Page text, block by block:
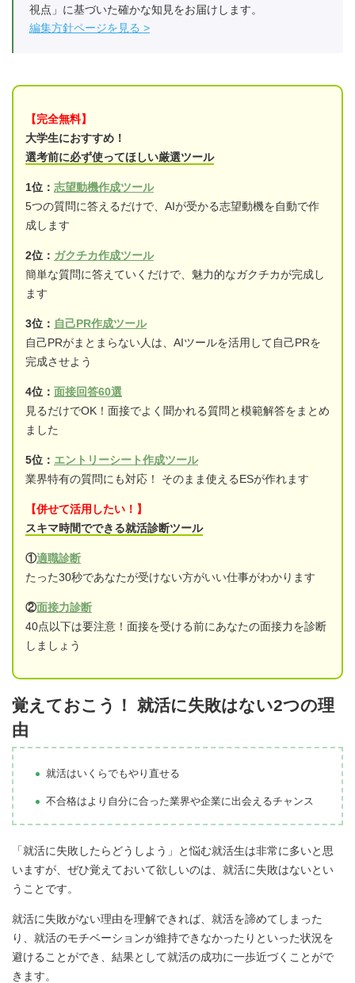
視点」に基づいた確かな知見をお届けします。
編集方針ページを見る
【完全無料】
大学生におすすめ！
選考前に必ず使ってほしい厳選ツール
1位： 志望動機作成ツール
5つの質問に答えるだけで、AIが受かる志望動機を自動で作
成します
2位： ガクチカ作成ツール
簡単な質問に答えていくだけで、魅力的なガクチカが完成し
ます
3位： 自己PR作成ツール
自己PRがまとまらない人は、AIツールを活用して自己PRを
完成させよう
4位： 面接回答60選
見るだけでOK！面接でよく聞かれる質問と模範解答をまとめ
ました
5位： エントリーシート作成ツール
業界特有の質問にも対応！ そのまま使えるESが作れます
【併せて活用したい！】
スキマ時間でできる就活診断ツール
①適職診断
たった30秒であなたが受けない方がいい仕事がわかります
②面接力診断
40点以下は要注意！面接を受ける前にあなたの面接力を診断
しましょう
覚えておこう！ 就活に失敗はない2つの理
由
就活はいくらでもやり直せる
不合格はより自分に合った業界や企業に出会えるチャンス
「就活に失敗したらどうしよう」と悩む就活生は非常に多いと思
いますが、ぜひ覚えておいて欲しいのは、就活に失敗はないとい
うことです。
就活に失敗がない理由を理解できれば、就活を諦めてしまった
り、就活のモチベーションが維持できなかったりといった状況を
避けることができ、結果として就活の成功に一歩近づくことがで
きます。